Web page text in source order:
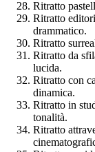
Ritratto
Ritratto
drammatico.
Ritratto
Ritratto da
lucida.
Ritratto con
dinamica.
Ritratto in
tonalità.
Ritratto